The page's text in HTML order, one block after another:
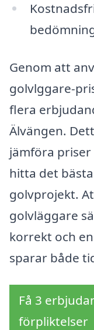
Genom att
golvlggare-
flera
Älvängen.
jämföra priser
hitta det
golvprojekt.
golvläggare
korrekt och
sparar både
Få 3
förpliktelser